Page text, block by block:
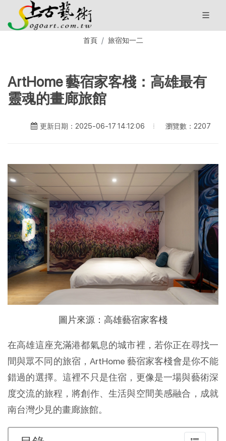
首頁 旅宿知一二
ArtHome 藝宿家客棧：高雄最有
靈魂的畫廊旅館
更新日期：2025-06-17 14:12:06 瀏覽數：2207
圖片來源：高雄藝宿家客棧
在高雄這座充滿港都氣息的城市裡，若你正在尋找一
間與眾不同的旅宿，ArtHome 藝宿家客棧會是你不能
錯過的選擇。這裡不只是住宿，更像是一場與藝術深
度交流的旅程，將創作、生活與空間美感融合，成就
南台灣少見的畫廊旅館。